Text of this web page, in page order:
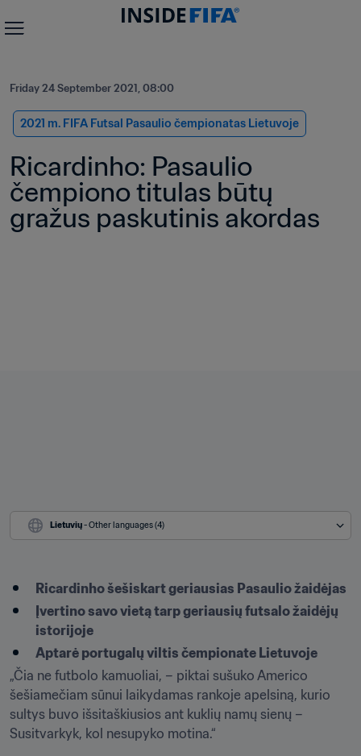
Friday 24 September 2021, 08:00
2021 m. FIFA Futsal Pasaulio čempionatas Lietuvoje
Ricardinho: Pasaulio
čempiono titulas būtų
gražus paskutinis akordas
Lietuvių - Other languages (4)
Ricardinho šešiskart geriausias Pasaulio žaidėjas
Įvertino savo vietą tarp geriausių futsalo žaidėjų
istorijoje
Aptarė portugalų viltis čempionate Lietuvoje
„Čia ne futbolo kamuoliai, – piktai sušuko Americo
šešiamečiam sūnui laikydamas rankoje apelsiną, kurio
sultys buvo išsitaškiusios ant kuklių namų sienų –
Susitvarkyk, kol nesupyko motina.“